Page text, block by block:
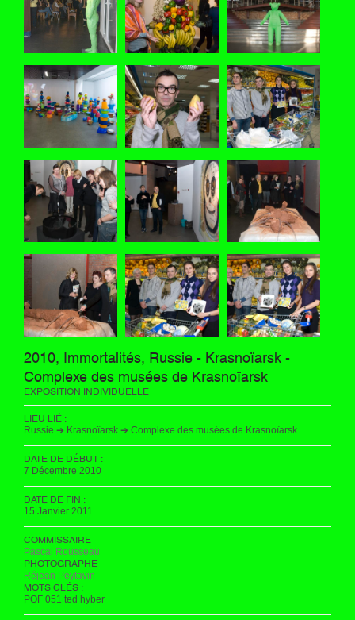
2010, Immortalités, Russie - Krasnoïarsk -
Complexe des musées de Krasnoïarsk
EXPOSITION INDIVIDUELLE
LIEU LIÉ :
Russie ➔ Krasnoïarsk ➔ Complexe des musées de Krasnoïarsk
DATE DE DÉBUT :
7 Décembre 2010
DATE DE FIN :
15 Janvier 2011
COMMISSAIRE
Pascal Rousseau
PHOTOGRAPHE
Réjean Peytavin
MOTS CLÉS :
POF 051 ted hyber